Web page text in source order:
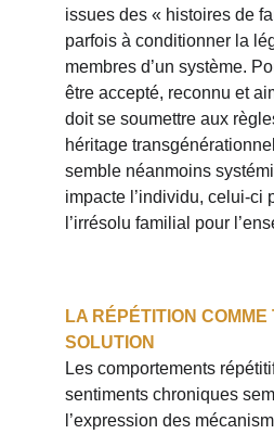
LA RÉPÉTITION COMME
SOLUTION
Les comportements
sentiments chroniques
l’expression des
issues des « histoires de
parfois à conditionner la
membres d’un système.
être accepté, reconnu et
doit se soumettre aux
héritage
semble néanmoins
impacte l’individu, celui-ci
l’irrésolu familial pour